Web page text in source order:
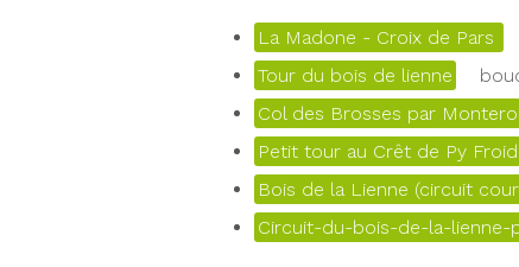
La Madone - Croix de Pars
Tour du bois de lienne
Col des Brosses par
Petit tour au Crêt de Py Froid
Bois de la Lienne (circuit
Circuit-du-bois-de-la-lienne-